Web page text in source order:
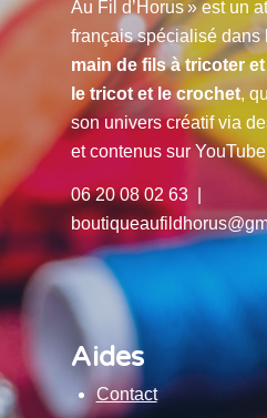
Au Fil d’Horus » est un
français spécialisé dans
main de fils à tricoter
le tricot et le crochet,
son univers créatif via
et contenus sur
06 20 08 02 63 |
Aides
Contact